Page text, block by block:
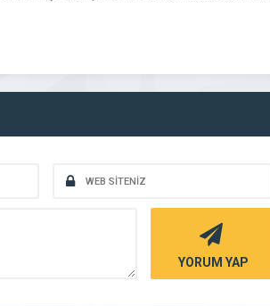
YORUM YAP